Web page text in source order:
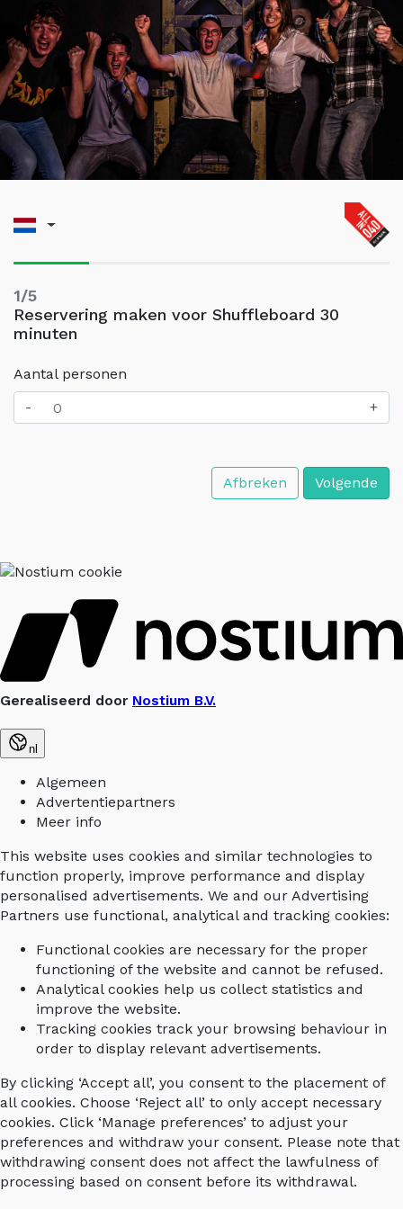
1/5
Reservering maken voor Shuffleboard 30
minuten
Aantal personen
-
+
Afbreken Volgende